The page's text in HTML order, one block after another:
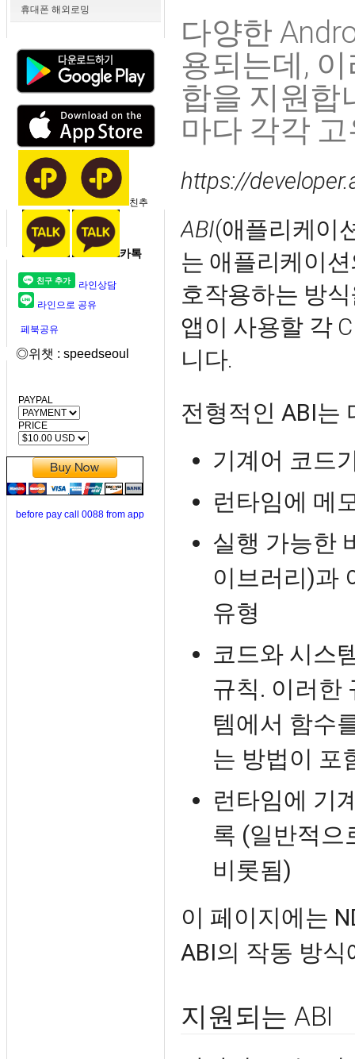
휴대폰 해외로밍
친추
카톡
라인상담
라인으로 공유
페북공유
◎위챗 : speedseoul
PAYPAL
PRICE
before pay call 0088 from app
다양한
용되는데,
합을 지원합
마다 각각
https://
ABI(애플리케이
는 애플리케이
호작용하는 방
앱이 사용할 각
니다.
전형적인 ABI는
기계어 코드
런타임에 메
실행 가능한
이브러리)과
유형
코드와 시스
규칙. 이러한
템에서 함수
는 방법이 포
런타임에 기
록 (일반적으
비롯됨)
이 페이지에는
ABI의 작동 방
지원되는 ABI